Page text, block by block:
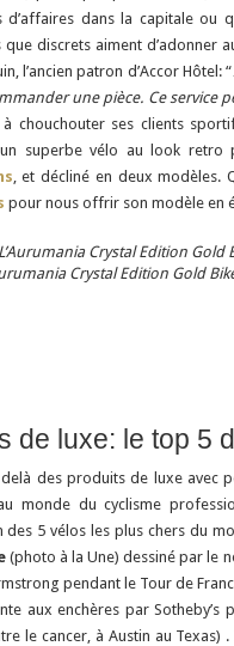
d’affaires dans la capitale ou
discrets aiment d’adonner
l’ancien patron d’Accor Hôtel: “
une pièce. Ce service
à chouchouter ses clients
superbe vélo au look retro
, et décliné en deux modèles.
pour nous offrir son modèle en
Crystal Edition Gold
de luxe: le top 5
des produits de luxe avec
monde du cyclisme
des 5 vélos les plus chers du
(photo à la Une) dessiné par le
pendant le Tour de
aux enchères par
le cancer, à Austin au Texas)